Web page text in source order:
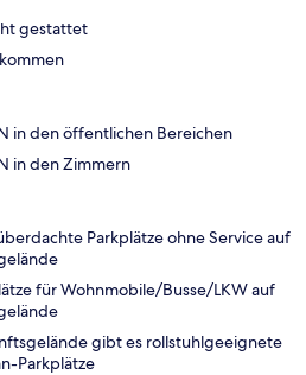
gestattet
in den öffentlichen Bereichen
in den Zimmern
Parkplätze ohne Service auf
für Wohnmobile/Busse/LKW auf
gibt es rollstuhlgeeignete
Parkplätze